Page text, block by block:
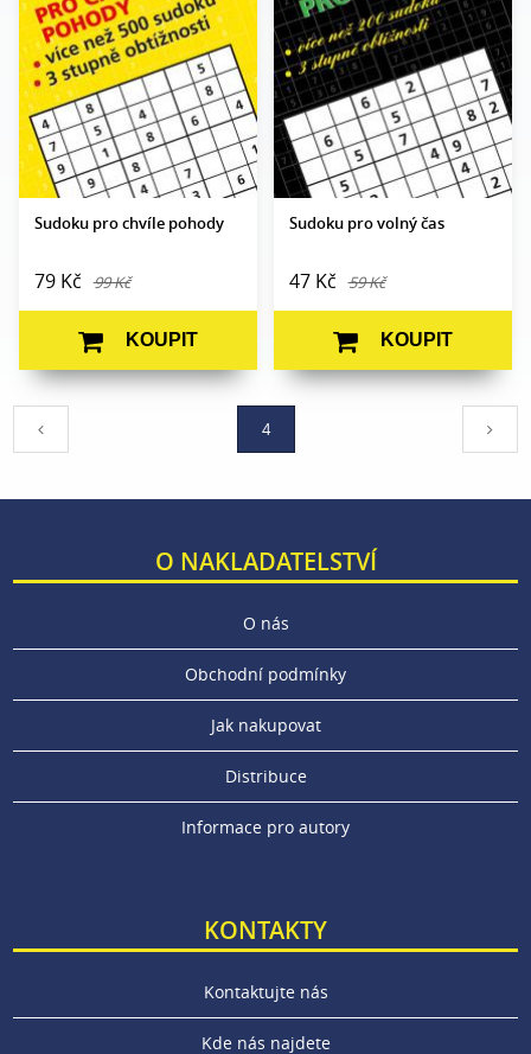
Sudoku pro chvíle pohody
79 Kč 99 Kč
Formát:
A5
Vazba:
V2 (brožovaná)
Datum vydání:
8. 10. 2018
KOUPIT
Sudoku pro volný čas
47 Kč 59 Kč
Formát:
A5
Vazba:
V2 (brožovaná)
Obrazová část:
N/A
Datum vydání:
4. 6. 2018
KOUPIT
4
O NAKLADATELSTVÍ
O nás
Obchodní podmínky
Jak nakupovat
Distribuce
Informace pro autory
KONTAKTY
Kontaktujte nás
Kde nás najdete